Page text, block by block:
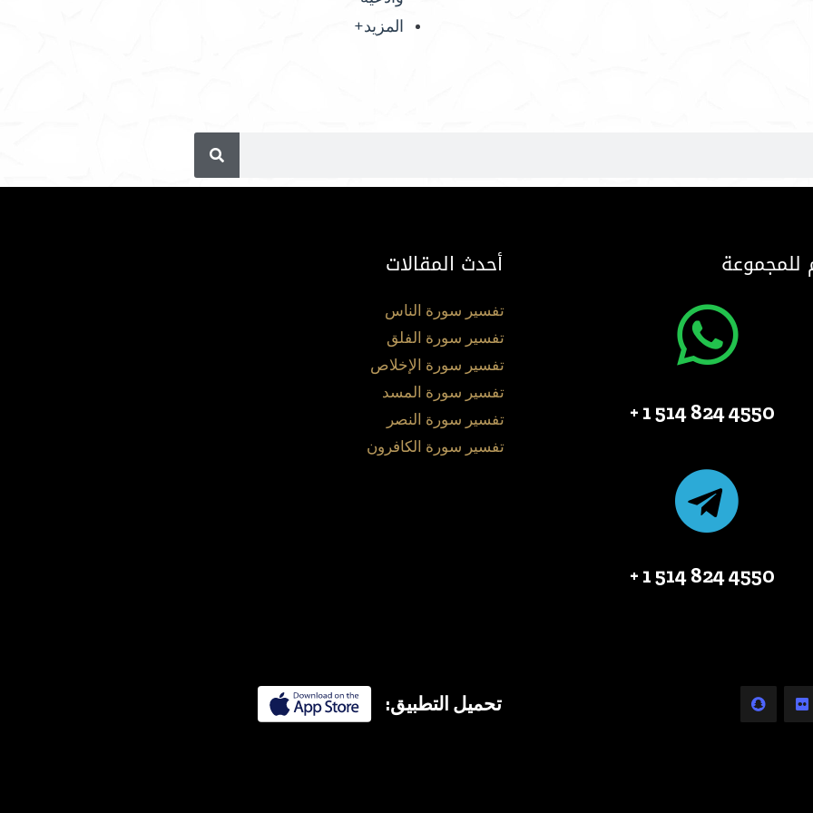
المزيد+
للمجموعة
4550 824 514 1 +
4550 824 514 1 +
أحدث المقالات
تفسير سورة الناس
تفسير سورة الفلق
تفسير سورة الإخلاص
تفسير سورة المسد
تفسير سورة النصر
تفسير سورة الكافرون
تحميل التطبيق: